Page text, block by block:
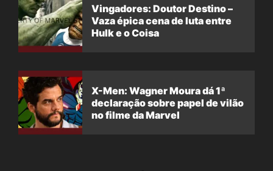
Vingadores: Doutor Destino –
Vaza épica cena de luta entre
Hulk e o Coisa
X-Men: Wagner Moura dá 1ª
declaração sobre papel de vilão
no filme da Marvel